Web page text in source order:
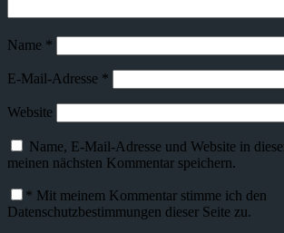
Name *
E-Mail-Adresse *
Website
Name, E-Mail-Adresse und Website in
meinen nächsten Kommentar speichern.
* Mit meinem Kommentar stimme ich den
Datenschutzbestimmungen dieser Seite zu.